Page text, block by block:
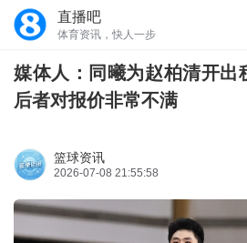
直播吧
体育资讯，快人一步
媒体人：同曦为赵柏清开出
后者对报价非常不满
篮球资讯
2026-07-08 21:55:58